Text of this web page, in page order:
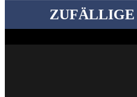
ZUFÄLLIGE